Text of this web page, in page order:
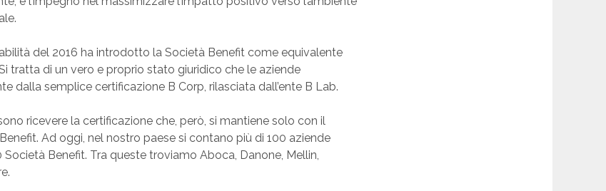
del 2016 ha introdotto la Società Benefit come equivalente
tratta di un vero e proprio stato giuridico che le aziende
dalla semplice certificazione B Corp, rilasciata dall’ente B Lab.
ricevere la certificazione che, però, si mantiene solo con il
Ad oggi, nel nostro paese si contano più di 100 aziende
Benefit. Tra queste troviamo Aboca, Danone, Mellin,